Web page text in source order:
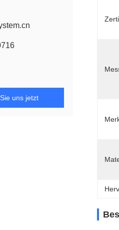
uns jetzt